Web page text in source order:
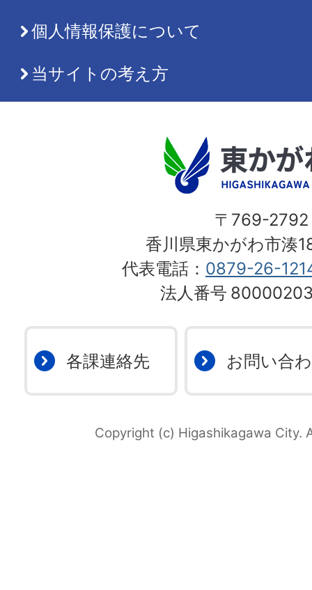
個人情報保護について
当サイトの考え方
〒769-2792
香川県東かがわ市湊
代表電話： 0879-26-
法人番号
各課連絡先 お問い合
Copyright (c) Higashikagawa City.